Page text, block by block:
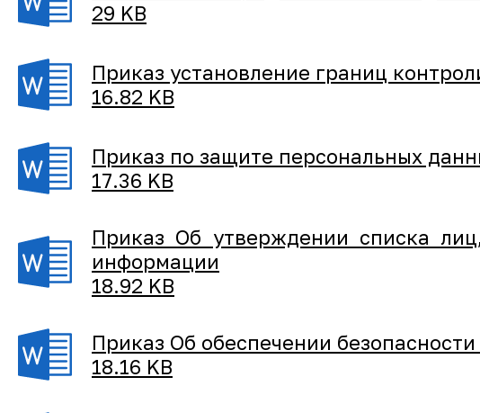
29 KB
Приказ установление границ
16.82 KB
Приказ по защите персональных
17.36 KB
Приказ Об утверждении списка
информации
18.92 KB
Приказ Об обеспечении
18.16 KB